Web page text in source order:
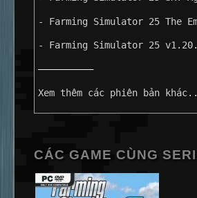
- Farming Simulator 25 The
- Farming Simulator 25
——————————
Xem thêm các phiên bản
CÁC GAME CÙNG